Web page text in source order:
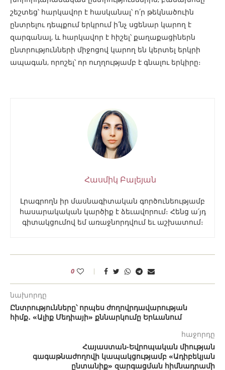
շեշտեց՝ հարկավոր է հասկանալ՝ ո՛ր թեկնածուին
ընտրելու դեպքում երկրում ի՛նչ սցենար կարող է
զարգանալ, և հարկավոր է հիշել՝ քաղաքացիներն
ընտրությունների միջոցով կարող են կերտել երկրի
ապագան, որոշել՝ որ ուղղությամբ է գնալու երկիրը։
Հասմիկ Բալեյան
Լրագրողն իր մասնագիտական գործունեությամբ
հասարակական կարծիք է ձեւավորում։ Հենց ա՛յդ
գիտակցումով եմ առաջնորդվում եւ աշխատում։
0
նախորդը
Ընտրությունները՝ որպես ժողովրդավարության
հիմք․ «Ալիք Մեդիայի» քննարկումը Երևանում
հաջորդը
Հայաստան-Եվրոպական միության
գագաթնաժողովի կապակցությամբ «Ադիբեկյան
ընտանիք» զարգացման հիմնադրամի